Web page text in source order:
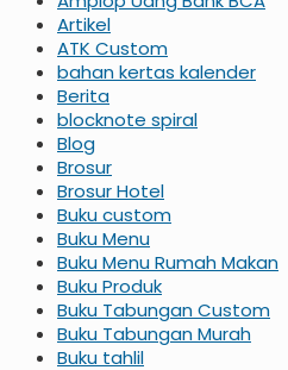
Artikel
ATK Custom
bahan kertas kalender
Berita
blocknote spiral
Blog
Brosur
Brosur Hotel
Buku custom
Buku Menu
Buku Menu Rumah Makan
Buku Produk
Buku Tabungan Custom
Buku Tabungan Murah
Buku tahlil